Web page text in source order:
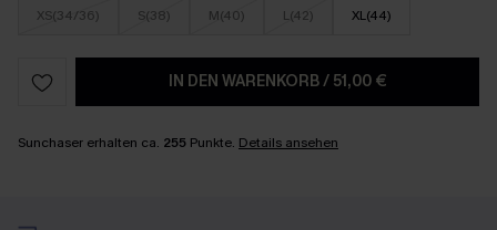
XS(34/36) S(38) M(40) L(42) XL(44)
IN DEN WARENKORB/ 51,00 €
Sunchaser erhalten ca. 255 Punkte. Details ansehen